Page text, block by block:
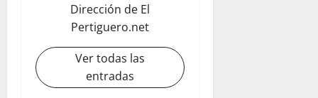
Dirección de El
Pertiguero.net
Ver todas las
entradas